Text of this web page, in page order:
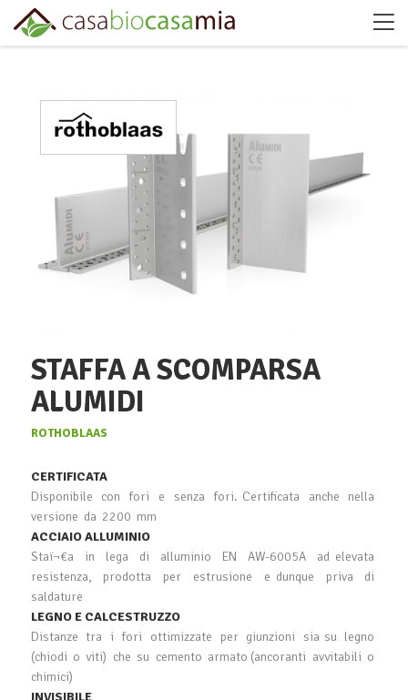
STAFFA A SCOMPARSA
ALUMIDI
ROTHOBLAAS
CERTIFICATA
Disponibile con fori e senza fori. Certificata anche nella
versione da 2200 mm
ACCIAIO ALLUMINIO
Staï¬€a in lega di alluminio EN AW-6005A ad elevata
resistenza, prodotta per estrusione e dunque priva di
saldature
LEGNO E CALCESTRUZZO
Distanze tra i fori ottimizzate per giunzioni sia su legno
(chiodi o viti) che su cemento armato (ancoranti avvitabili o
chimici)
INVISIBILE